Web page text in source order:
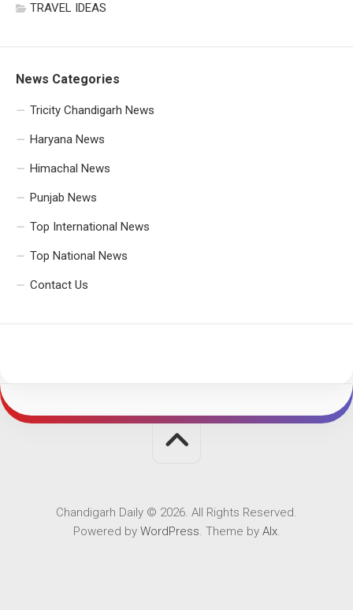
TRAVEL IDEAS
News Categories
Tricity Chandigarh News
Haryana News
Himachal News
Punjab News
Top International News
Top National News
Contact Us
Chandigarh Daily © 2026. All Rights Reserved.
Powered by WordPress. Theme by Alx.